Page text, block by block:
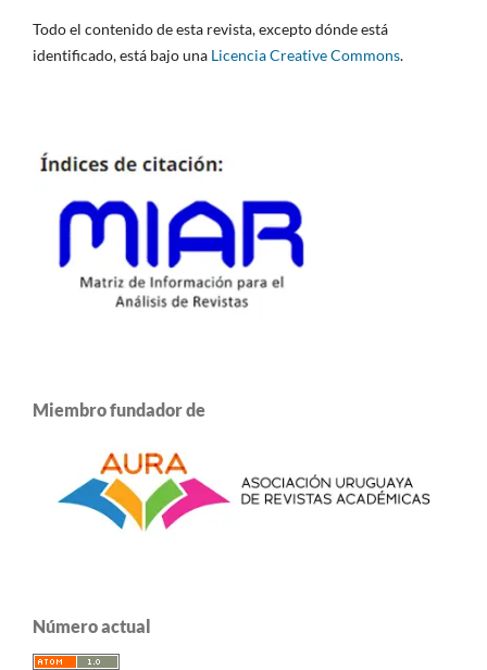
Todo el contenido de esta revista, excepto dónde está
identificado, está bajo una Licencia Creative Commons.
Miembro fundador de
Número actual